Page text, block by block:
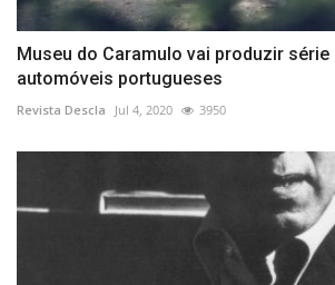
Museu do Caramulo vai produzir série
automóveis portugueses
Revista Descla Jul 4, 2020 3950